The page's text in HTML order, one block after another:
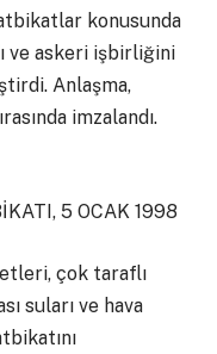
konusunda
ve askeri işbirliğini
Anlaşma,
imzalandı.
5 OCAK 1998
çok taraflı
suları ve hava